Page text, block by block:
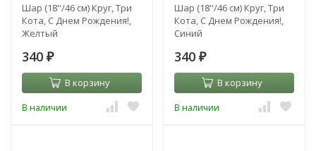
Шар (18''/46 см) Круг, Три
Кота, С Днем Рождения!,
Желтый
340 ₽
В корзину
В наличии
Шар (18''/46 см) Круг, Три
Кота, С Днем Рождения!,
Синий
340 ₽
В корзину
В наличии